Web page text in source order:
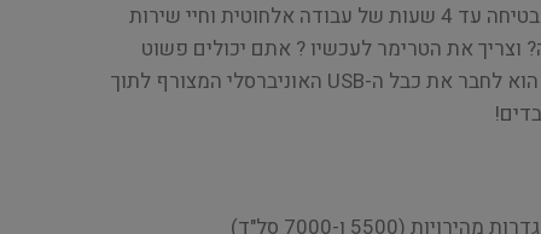
סוללת הליתיום-יון החסכונית מבטיחה עד 4 שעות של עבודה אלחוטית וחיי שירות
וצריך את הטרימר לעכשיו ? אתם יכולים פשוט
להמשיך. כל מה שצריך לעשות הוא לחבר את כבל ה-USB האוניברסלי המצורף לתוך